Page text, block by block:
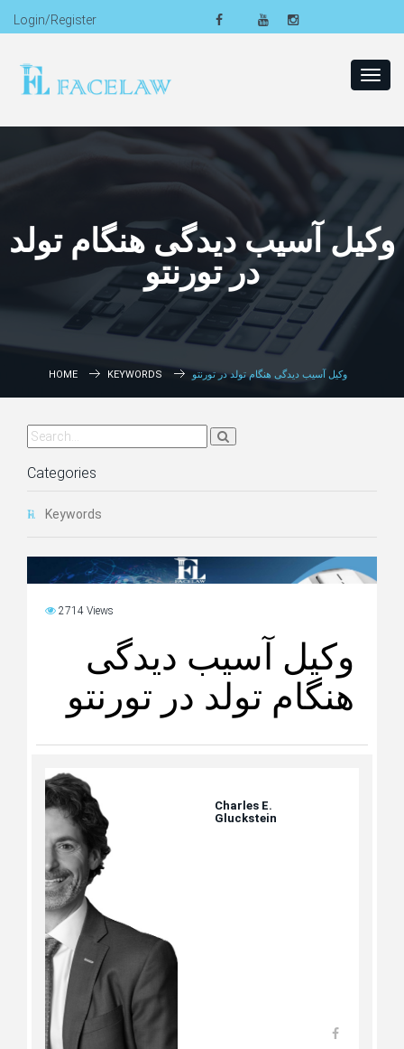
Login/Register
وکیل آسیب دیدگی هنگام تولد
در تورنتو
HOME KEYWORDS وکیل آسیب دیدگی هنگام تولد در تورنتو
Categories
Keywords
2714 Views
وکیل آسیب دیدگی
هنگام تولد در تورنتو
Charles E.
Gluckstein